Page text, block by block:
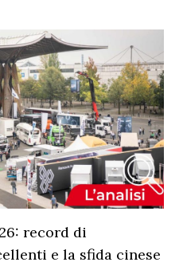
record di
e la sfida cinese